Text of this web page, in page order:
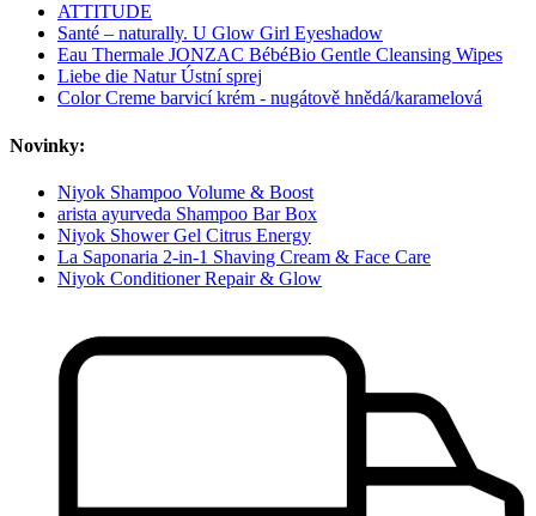
ATTITUDE
Santé – naturally. U Glow Girl Eyeshadow
Eau Thermale JONZAC BébéBio Gentle Cleansing Wipes
Liebe die Natur Ústní sprej
Color Creme barvicí krém - nugátově hnědá/karamelová
Novinky:
Niyok Shampoo Volume & Boost
arista ayurveda Shampoo Bar Box
Niyok Shower Gel Citrus Energy
La Saponaria 2-in-1 Shaving Cream & Face Care
Niyok Conditioner Repair & Glow